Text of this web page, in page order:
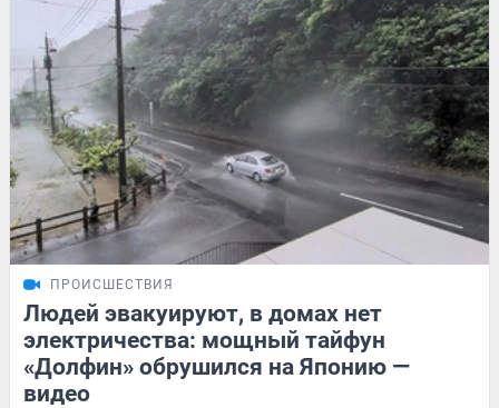
ПРОИСШЕСТВИЯ
Людей эвакуируют, в домах нет
электричества: мощный тайфун
«Долфин» обрушился на Японию —
видео